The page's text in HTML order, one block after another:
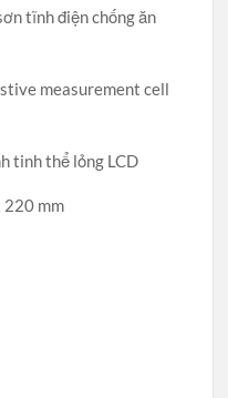
tĩnh điện chống ăn
measurement cell
tinh thể lỏng LCD
220 mm